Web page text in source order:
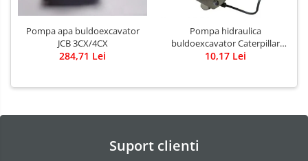
Pompa apa buldoexcavator
JCB 3CX/4CX
284,71 Lei
Pompa hidraulica
buldoexcavator Caterpillar
428B
10,17 Lei
Suport clienti